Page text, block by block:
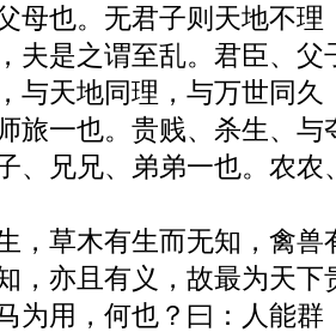
母也。无君子则天地不
夫是之谓至乱。君臣、
与天地同理，与万世同
旅一也。贵贱、杀生、与
、兄兄、弟弟一也。农
，草木有生而无知，禽兽
，亦且有义，故最为天下
为用，何也？曰：人能群